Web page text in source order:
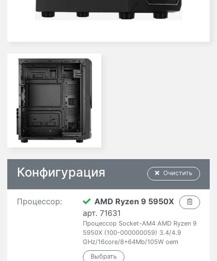
Очистить
Конфигурация
Процессор:
AMD Ryzen 9 5950X
арт. 71631
Процессор Socket-AM4 AMD Ryzen 9
5950X (100-000000059) 3.4/4.9
GHz/16core/8+64Mb/105W oem